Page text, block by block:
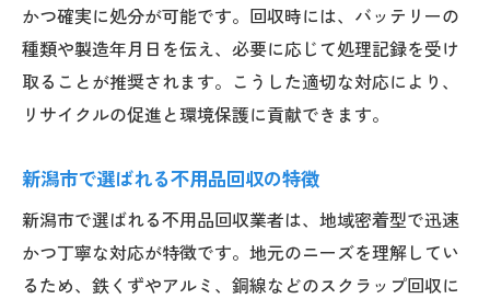
かつ確実に処分が可能です。回収時には、バッテリーの
種類や製造年月日を伝え、必要に応じて処理記録を受け
取ることが推奨されます。こうした適切な対応により、
リサイクルの促進と環境保護に貢献できます。
新潟市で選ばれる不用品回収の特徴
新潟市で選ばれる不用品回収業者は、地域密着型で迅速
かつ丁寧な対応が特徴です。地元のニーズを理解してい
るため、鉄くずやアルミ、銅線などのスクラップ回収に